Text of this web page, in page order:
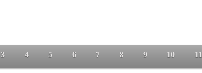
3 4 5 6 7 8 9 10 11